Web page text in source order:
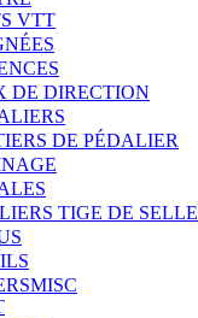
VTT
DE DIRECTION
DE PÉDALIER
TIGE DE SELLE